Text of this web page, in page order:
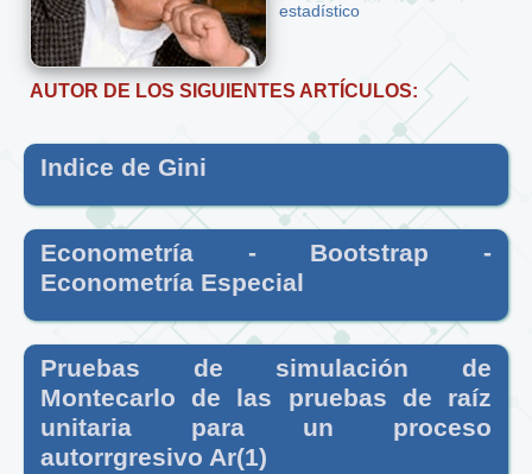
estadístico
AUTOR DE LOS SIGUIENTES ARTÍCULOS:
Indice de Gini
Econometría - Bootstrap -
Econometría Especial
Pruebas de simulación de
Montecarlo de las pruebas de raíz
unitaria para un proceso
autorrgresivo Ar(1)